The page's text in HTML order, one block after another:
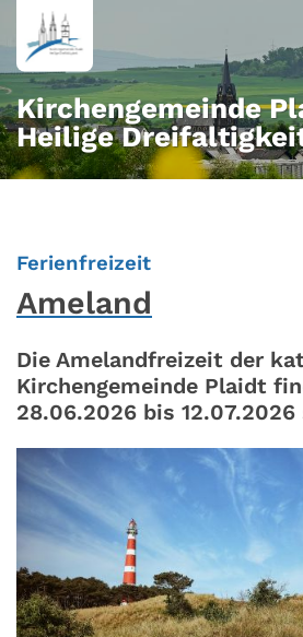
Zum Inhalt springen
Kirchengemeinde
Heilige
Ferienfreizeit:
Ameland
Die Amelandfreizeit der
Kirchengemeinde Plaidt
28.06.2026 bis